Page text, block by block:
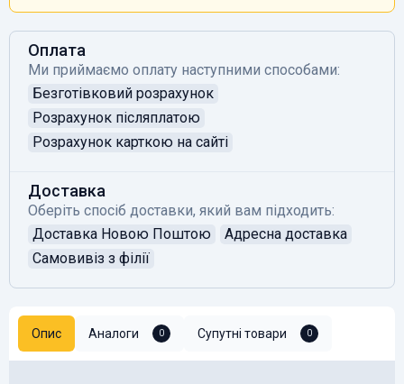
Оплата
Ми приймаємо оплату наступними способами:
Безготівковий розрахунок
Розрахунок післяплатою
Розрахунок карткою на сайті
Доставка
Оберіть спосіб доставки, який вам підходить:
Доставка Новою Поштою
Адресна доставка
Самовивіз з філії
Опис Аналоги 0 Супутні товари 0